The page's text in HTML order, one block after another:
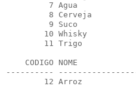
7 Agua
8 Cerveja
9 Suco
10 Whisky
11 Trigo
CODIGO NOME
----------
12 Arroz